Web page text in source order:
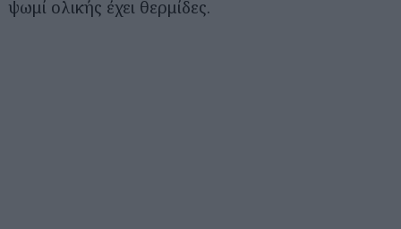
ψωμί ολικής έχει θερμίδες.